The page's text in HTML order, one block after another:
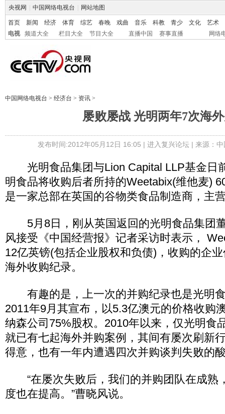
央视网 中国网络电视台 网站地图
首页 新闻 经济 体育 综艺 春晚 戏曲 音乐 科教 青少 文化
艺术
电视
频道大全 栏目大全 节目大全 直播中国 赛事直播 网络
中国网络电视台 > 经济台 > 资讯 >
屡败屡战 光明两年7次海
发布时间:2012年05月12日 16:05 | 进入复兴论坛| 来源：
光明食品集团与Lion Capital LLP基金日
明食品将收购后者所持的Weetabix(维他麦)
是一家总部在英国的谷物类食品制造商，主
5月8日，刚从英国返回的光明食品集团
风接受《中国经营报》记者采访时表示，
12亿英镑(包括企业股权和负债)，收购的企
海外收购纪录。
有趣的是，上一次的并购纪录也是光明
2011年9月其宣布，以5.3亿澳元的价格收购
纳森公司75%股权。2010年以来，仅光明食
就已有七起海外并购案例，其间有屡次刷新
得意，也有一年内遭遇四次并购谈判失败的
“在屡次失败后，我们的并购团队在成熟
度也在提高。”曹晓风说。